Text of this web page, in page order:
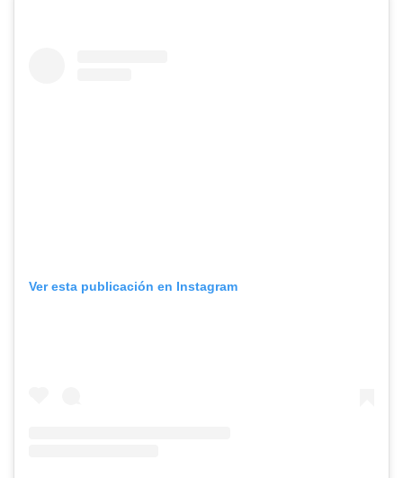
Ver esta publicación en Instagram